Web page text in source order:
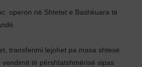
operon në Shtetet e Bashkuara të
transferimi lejohet pa masa shtesë
të përshtatshmërisë sipas